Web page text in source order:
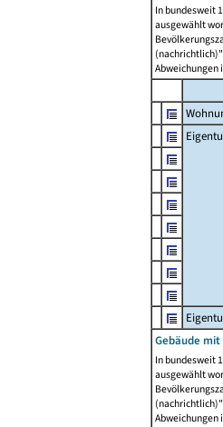
In bundesweit
ausgewählt
Abweichungen
Gebäude
In bundesweit
ausgewählt
Abweichungen